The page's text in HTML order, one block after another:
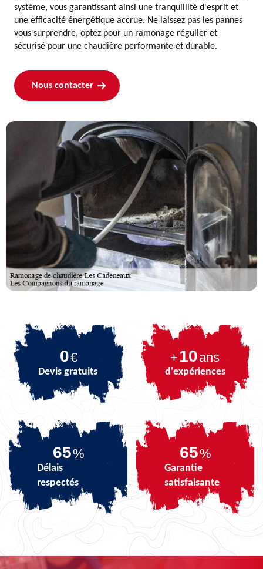
système, vous garantissant ainsi une tranquillité d'esprit et
une efficacité énergétique accrue. Ne laissez pas les pannes
vous surprendre, optez pour un ramonage régulier et
sécurisé pour une chaudière performante et durable.
Nous contacter
0€
Devis gratuits
+10ans
d'expériences
82%
Délais
respectés
82%
Garantie
satisfaisante